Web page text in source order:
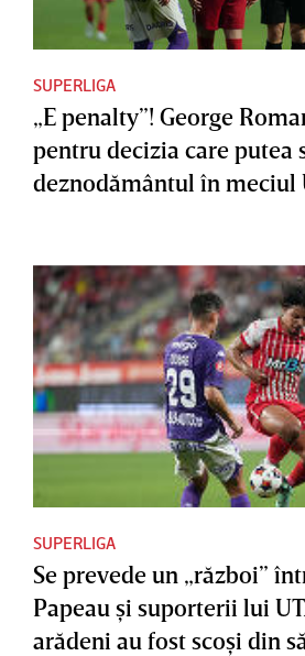
SUPERLIGA
„E penalty”! George
pentru decizia care putea
deznodământul în meciul
SUPERLIGA
Se prevede un „război”
Papeau şi suporterii lui
arădeni au fost scoşi din